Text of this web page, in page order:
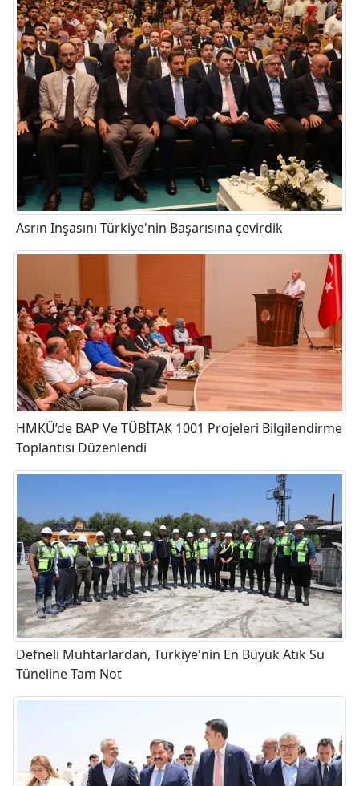
Asrın Inşasını Türkiye'nin Başarısına çevirdik
HMKÜ’de BAP Ve TÜBİTAK 1001 Projeleri Bilgilendirme
Toplantısı Düzenlendi
Defneli Muhtarlardan, Türkiye'nin En Büyük Atık Su
Tüneline Tam Not